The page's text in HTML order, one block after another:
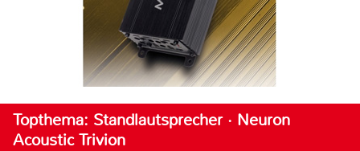
Topthema: Standlautsprecher · Neuron
Acoustic Trivion